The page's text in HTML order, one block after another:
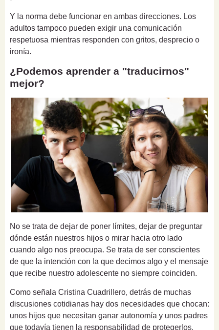
Y la norma debe funcionar en ambas direcciones. Los
adultos tampoco pueden exigir una comunicación
respetuosa mientras responden con gritos, desprecio o
ironía.
¿Podemos aprender a "traducirnos"
mejor?
No se trata de dejar de poner límites, dejar de preguntar
dónde están nuestros hijos o mirar hacia otro lado
cuando algo nos preocupa. Se trata de ser conscientes
de que la intención con la que decimos algo y el mensaje
que recibe nuestro adolescente no siempre coinciden.
Como señala Cristina Cuadrillero, detrás de muchas
discusiones cotidianas hay dos necesidades que chocan:
unos hijos que necesitan ganar autonomía y unos padres
que todavía tienen la responsabilidad de protegerlos.